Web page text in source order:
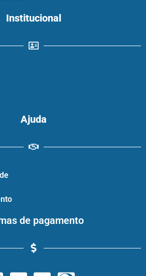
Institucional
Ajuda
de pagamento